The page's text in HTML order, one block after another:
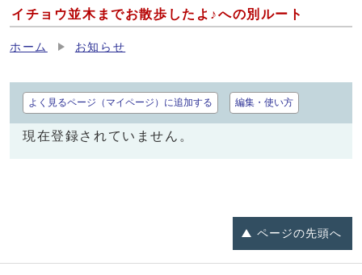
イチョウ並木までお散歩したよ♪への別ルート
ホーム お知らせ
よく見るページ（マイページ）に追加する 編集・使い方
現在登録されていません。
ページの先頭へ